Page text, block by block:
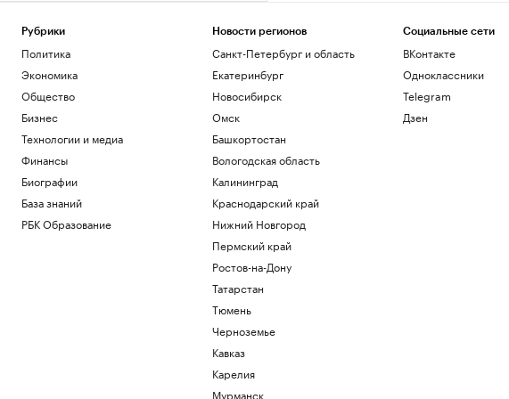
Рубрики
Политика
Экономика
Общество
Бизнес
Технологии и медиа
Финансы
Биографии
База знаний
РБК Образование
Новости регионов
Санкт-Петербург и область
Екатеринбург
Новосибирск
Омск
Башкортостан
Вологодская область
Калининград
Краснодарский край
Нижний Новгород
Пермский край
Ростов-на-Дону
Татарстан
Тюмень
Черноземье
Кавказ
Карелия
Мурманск
Социальные сети
ВКонтакте
Одноклассники
Telegram
Дзен